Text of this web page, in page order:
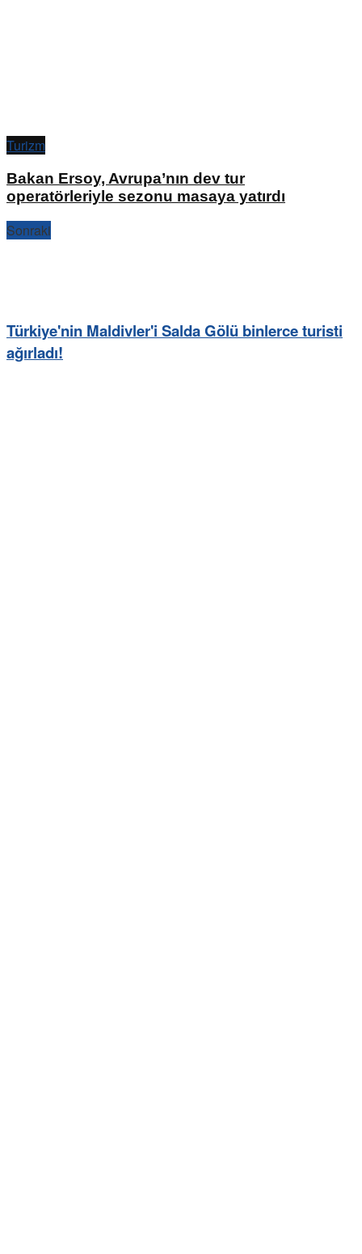
Turizm
Bakan Ersoy, Avrupa’nın dev tur
operatörleriyle sezonu masaya yatırdı
Sonraki
Türkiye'nin Maldivler'i Salda Gölü binlerce turisti
ağırladı!